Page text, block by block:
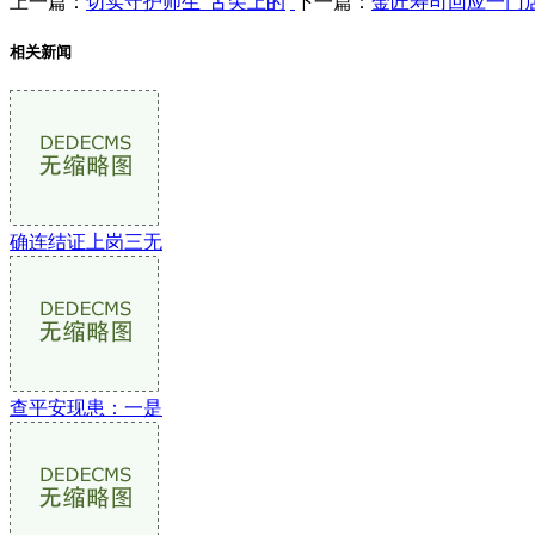
相关新闻
确连结证上岗三无
查平安现患：一是